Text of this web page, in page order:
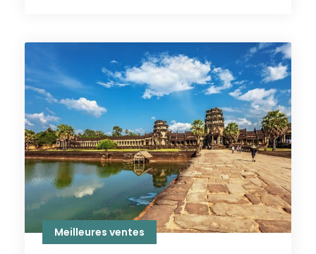
Meilleures ventes